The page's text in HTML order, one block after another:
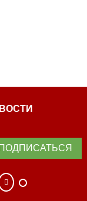
ПОДПИСАТЬСЯ